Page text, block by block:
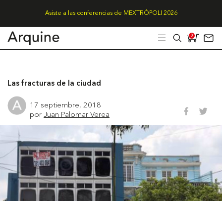
Asiste a las conferencias de MEXTRÓPOLI 2026
0
Las fracturas de la ciudad
17 septiembre, 2018
por Juan Palomar Verea